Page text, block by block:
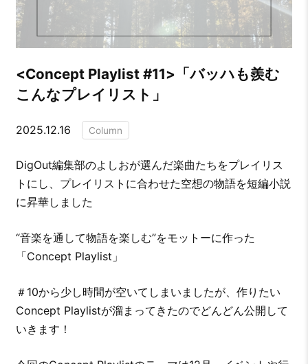
<Concept Playlist #11>「バッハも羨む
こんなプレイリスト」
2025.12.16 Column
DigOut編集部のよしおが選んだ楽曲たちをプレイリス
トにし、プレイリストに合わせた空想の物語を短編小説
に昇華しました
“音楽を通して物語を楽しむ”をモットーに作った
「Concept Playlist」
＃10から少し時間が空いてしまいましたが、作りたい
Concept Playlistが溜まってきたのでどんどん公開して
いきます！